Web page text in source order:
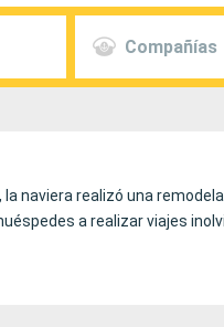
Compañías
la naviera realizó una
a realizar viajes